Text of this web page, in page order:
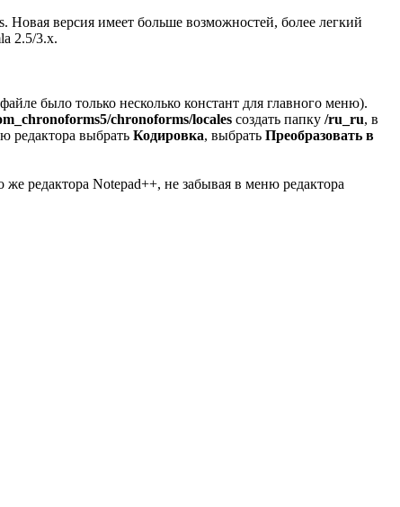
версия имеет больше возможностей, более легкий
2.5/3.x.
было только несколько констант для главного меню).
chronoforms/locales создать папку /ru_ru, в
редактора выбрать Кодировка, выбрать Преобразовать в
редактора Notepad++, не забывая в меню редактора